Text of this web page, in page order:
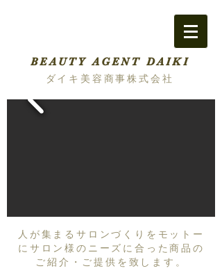
BEAUTY AGENT DAIKI
ダイキ美容商事株式会社
人が集まるサロンづくりをモットー
にサロン様のニーズに合った商品の
ご紹介・ご提供を致します。